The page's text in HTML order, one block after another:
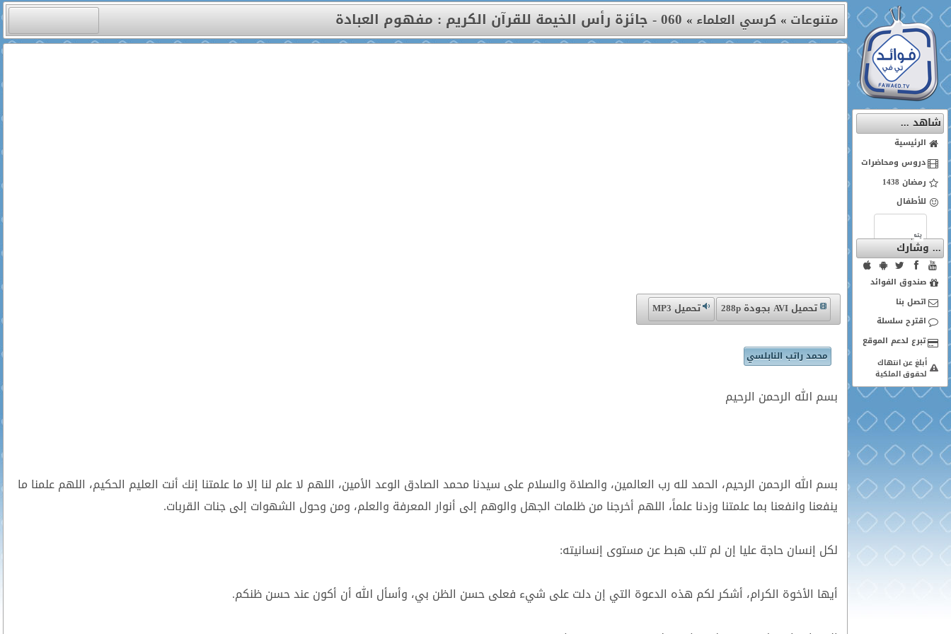
شاهد ...
الرئيسية
دروس ومحاضرات
رمضان 1438
للأطفال
... وشارك
صندوق الفوائد
اتصل بنا
اقترح سلسلة
أبلغ عن انتهاك
لحقوق الملكية
متنوعات »كرسي العلماء »060 - جائزة رأس الخيمة للقرآن الكريم : مفهوم العبادة
تحميل AVI بجودة 288p تحميل MP3
محمد راتب النابلسي
بسم الله الرحمن الرحيم
بسم الله الرحمن الرحيم، الحمد لله رب العالمين، والصلاة والسلام على سيدنا محمد الصادق الوعد الأمين، اللهم لا علم لنا إلا ما علمتنا إنك أنت العليم الحكيم، اللهم علمنا ما
ينفعنا وانفعنا بما علمتنا وزدنا علماً، اللهم أخرجنا من ظلمات الجهل والوهم إلى أنوار المعرفة والعلم، ومن وحول الشهوات إلى جنات القربات.
لكل إنسان حاجة عليا إن لم تلب هبط عن مستوى إنسانيته:
أيها الأخوة الكرام، أشكر لكم هذه الدعوة التي إن دلت على شيء فعلى حسن الظن بي، وأسأل الله أن أكون عند حسن ظنكم.